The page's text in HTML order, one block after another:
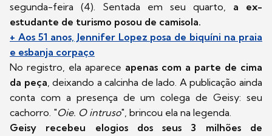
segunda-feira (4). Sentada em seu quarto, a ex-
estudante de turismo posou de camisola.
+ Aos 51 anos, Jennifer Lopez posa de biquíni na praia
e esbanja corpaço
No registro, ela aparece apenas com a parte de cima
da peça, deixando a calcinha de lado. A publicação ainda
conta com a presença de um colega de Geisy: seu
cachorro. "Oie. O intruso", brincou ela na legenda.
Geisy recebeu elogios dos seus 3 milhões de